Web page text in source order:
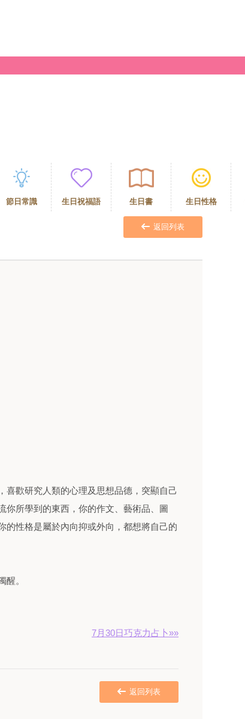
節日常識 生日祝福語 生日書 生日性格
返回列表
歡研究人類的心理及思想品德，突顯自己
你所學到的東西，你的作文、藝術品、圖
的性格是屬於內向抑或外向，都想將自己的
。
7月30日巧克力占卜»»
返回列表